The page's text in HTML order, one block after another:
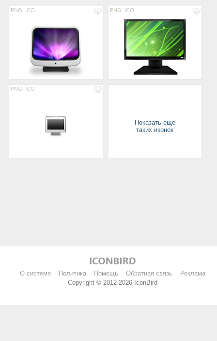
PNG ICO PNG ICO
PNG ICO
Показать еще
таких иконок
О системе Политика Помощь Обратная связь
Реклама
Copyright © 2012-2026 IconBird